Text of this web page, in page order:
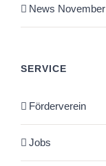
News November
SERVICE
Förderverein
Jobs